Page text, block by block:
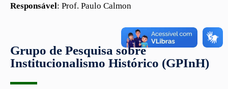
Responsável: Prof. Paulo Calmon
Grupo de Pesquisa sobre
Institucionalismo Histórico (GPInH)